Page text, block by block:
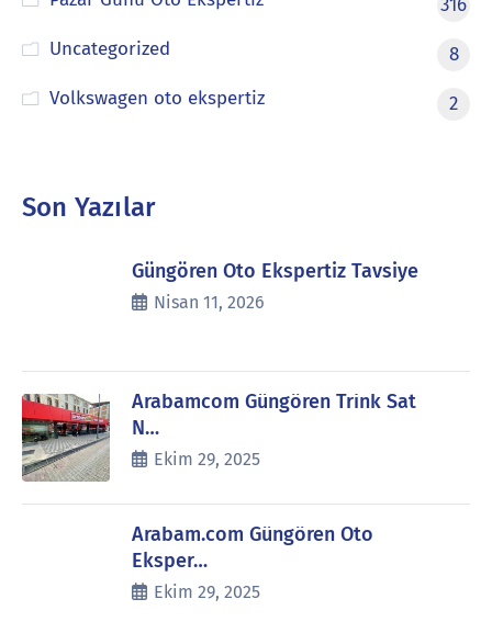
316
Uncategorized
8
Volkswagen oto ekspertiz
2
Son Yazılar
Güngören Oto Ekspertiz Tavsiye
Nisan 11, 2026
Arabamcom Güngören Trink Sat
N…
Ekim 29, 2025
Arabam.com Güngören Oto
Eksper…
Ekim 29, 2025